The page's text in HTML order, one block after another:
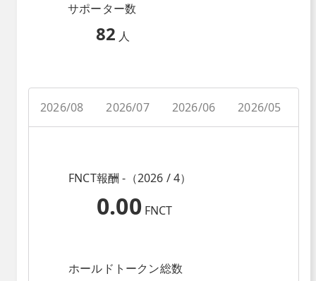
サポーター数
82 人
2026/08 2026/07 2026/06 2026/05
FNCT報酬 -（2026 / 4）
0.00 FNCT
ホールドトークン総数